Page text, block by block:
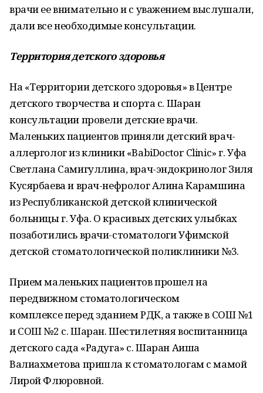
врачи ее внимательно и с уважением выслушали,
дали все необходимые консультации.
Территория детского здоровья
На «Территории детского здоровья» в Центре
детского творчества и спорта с. Шаран
консультации провели детские врачи.
Маленьких пациентов приняли детский врач-
аллерголог из клиники «ВabiDoctor Clinic» г. Уфа
Светлана Самигуллина, врач-эндокринолог Зиля
Кусярбаева и врач-нефролог Алина Карамшина
из Республиканской детской клинической
больницы г. Уфа. О красивых детских улыбках
позаботились врачи-стоматологи Уфимской
детской стоматологической поликлиники №3.
Прием маленьких пациентов прошел на
передвижном стоматологическом
комплексе перед зданием РДК, а также в СОШ №1
и СОШ №2 с. Шаран. Шестилетняя воспитанница
детского сада «Радуга» с. Шаран Аиша
Валиахметова пришла к стоматологам с мамой
Лирой Флюровной.